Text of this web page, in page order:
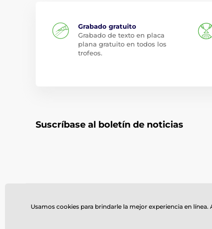
Grabado gratuito
Grabado de texto en placa
plana gratuito en todos los
trofeos.
Suscríbase al boletín de noticias
Usamos cookies para brindarle la mejor experiencia en